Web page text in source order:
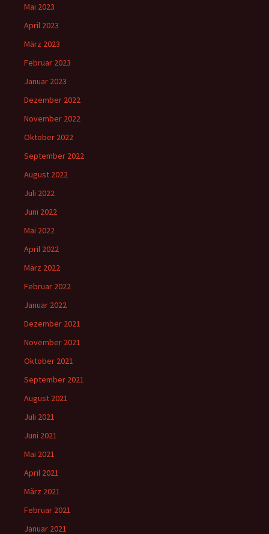
Mai 2023
April 2023
März 2023
Februar 2023
Januar 2023
Dezember 2022
November 2022
Oktober 2022
September 2022
August 2022
Juli 2022
Juni 2022
Mai 2022
April 2022
März 2022
Februar 2022
Januar 2022
Dezember 2021
November 2021
Oktober 2021
September 2021
August 2021
Juli 2021
Juni 2021
Mai 2021
April 2021
März 2021
Februar 2021
Januar 2021